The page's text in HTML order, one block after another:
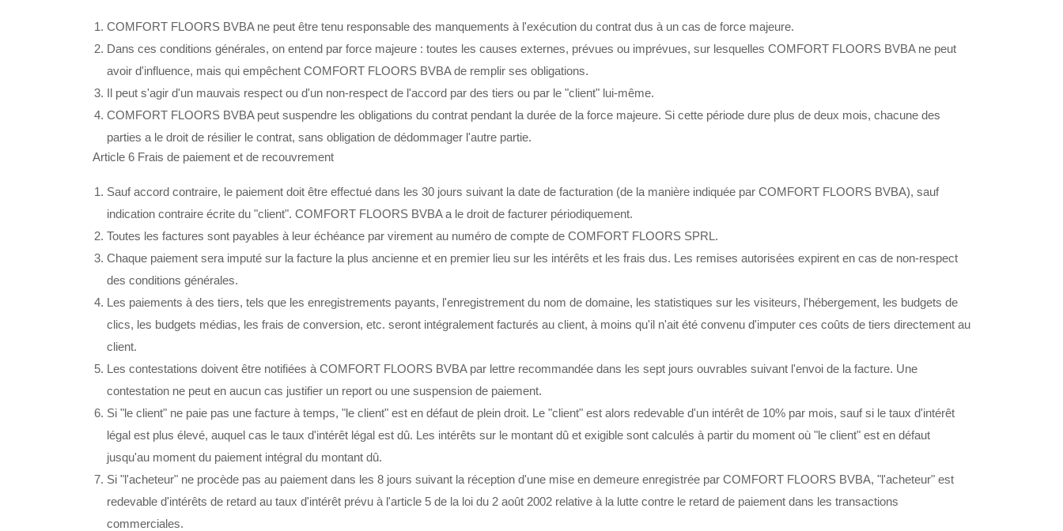
COMFORT FLOORS BVBA ne peut être tenu responsable des manquements à l'exécution du contrat dus à un cas de force majeure.
Dans ces conditions générales, on entend par force majeure : toutes les causes externes, prévues ou imprévues, sur lesquelles COMFORT FLOORS BVBA ne peut
avoir d'influence, mais qui empêchent COMFORT FLOORS BVBA de remplir ses obligations.
Il peut s'agir d'un mauvais respect ou d'un non-respect de l'accord par des tiers ou par le "client" lui-même.
COMFORT FLOORS BVBA peut suspendre les obligations du contrat pendant la durée de la force majeure. Si cette période dure plus de deux mois, chacune des
parties a le droit de résilier le contrat, sans obligation de dédommager l'autre partie.
Article 6 Frais de paiement et de recouvrement
Sauf accord contraire, le paiement doit être effectué dans les 30 jours suivant la date de facturation (de la manière indiquée par COMFORT FLOORS BVBA), sauf
indication contraire écrite du "client". COMFORT FLOORS BVBA a le droit de facturer périodiquement.
Toutes les factures sont payables à leur échéance par virement au numéro de compte de COMFORT FLOORS SPRL.
Chaque paiement sera imputé sur la facture la plus ancienne et en premier lieu sur les intérêts et les frais dus. Les remises autorisées expirent en cas de non-respect
des conditions générales.
Les paiements à des tiers, tels que les enregistrements payants, l'enregistrement du nom de domaine, les statistiques sur les visiteurs, l'hébergement, les budgets de
clics, les budgets médias, les frais de conversion, etc. seront intégralement facturés au client, à moins qu'il n'ait été convenu d'imputer ces coûts de tiers directement au
client.
Les contestations doivent être notifiées à COMFORT FLOORS BVBA par lettre recommandée dans les sept jours ouvrables suivant l'envoi de la facture. Une
contestation ne peut en aucun cas justifier un report ou une suspension de paiement.
Si "le client" ne paie pas une facture à temps, "le client" est en défaut de plein droit. Le "client" est alors redevable d'un intérêt de 10% par mois, sauf si le taux d'intérêt
légal est plus élevé, auquel cas le taux d'intérêt légal est dû. Les intérêts sur le montant dû et exigible sont calculés à partir du moment où "le client" est en défaut
jusqu'au moment du paiement intégral du montant dû.
Si "l'acheteur" ne procède pas au paiement dans les 8 jours suivant la réception d'une mise en demeure enregistrée par COMFORT FLOORS BVBA, "l'acheteur" est
redevable d'intérêts de retard au taux d'intérêt prévu à l'article 5 de la loi du 2 août 2002 relative à la lutte contre le retard de paiement dans les transactions
commerciales.